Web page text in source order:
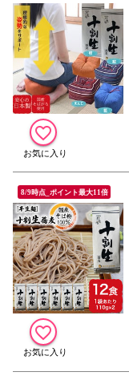
8/9時点_ポイント最大11倍